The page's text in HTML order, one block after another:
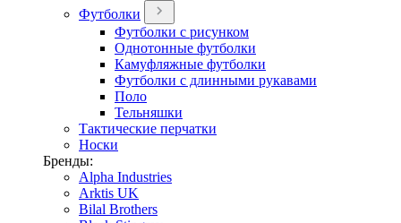
Футболки
Футболки с рисунком
Однотонные футболки
Камуфляжные футболки
Футболки с длинными рукавами
Поло
Тельняшки
Тактические перчатки
Носки
Бренды:
Alpha Industries
Arktis UK
Bilal Brothers